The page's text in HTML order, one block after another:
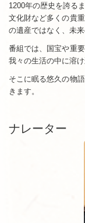
1200年の歴史を誇る
文化財など多くの貴
の遺産ではなく、未
番組では、国宝や重
我々の生活の中に溶
そこに眠る悠久の物
きます。
ナレーター